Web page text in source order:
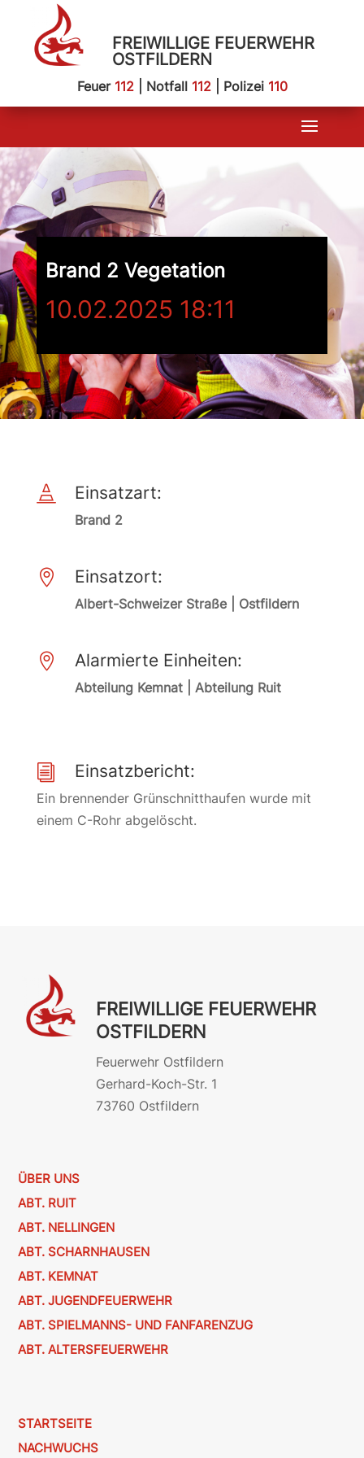
FREIWILLIGE FEUERWEHR
OSTFILDERN
Feuer 112| Notfall 112| Polizei 110
Brand 2 Vegetation
10.02.2025 18:11
 Einsatzart:
Brand 2
 Einsatzort:
Albert-Schweizer Straße | Ostfildern
 Alarmierte Einheiten:
Abteilung Kemnat | Abteilung Ruit
i Einsatzbericht:
Ein brennender Grünschnitthaufen wurde mit
einem C-Rohr abgelöscht.
FREIWILLIGE FEUERWEHR
OSTFILDERN
Feuerwehr Ostfildern
Gerhard-Koch-Str. 1
73760 Ostfildern
ÜBER UNS
ABT. RUIT
ABT. NELLINGEN
ABT. SCHARNHAUSEN
ABT. KEMNAT
ABT. JUGENDFEUERWEHR
ABT. SPIELMANNS- UND FANFARENZUG
ABT. ALTERSFEUERWEHR
STARTSEITE
NACHWUCHS